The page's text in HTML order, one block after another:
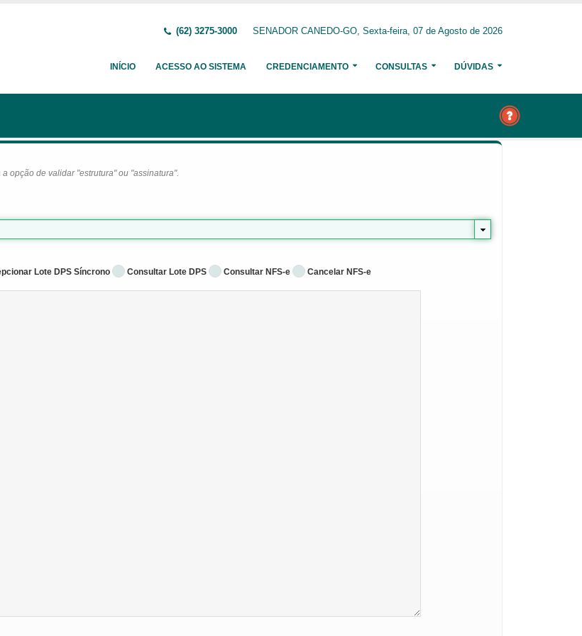
(62) 3275-3000 SENADOR CANEDO-GO, Sexta-feira, 07 de Agosto de 2026
INÍCIO ACESSO AO SISTEMA CREDENCIAMENTO CONSULTAS DÚVIDAS
opção de validar "estrutura" ou "assinatura".
Lote DPS Síncrono Consultar Lote DPS Consultar NFS-e Cancelar NFS-e